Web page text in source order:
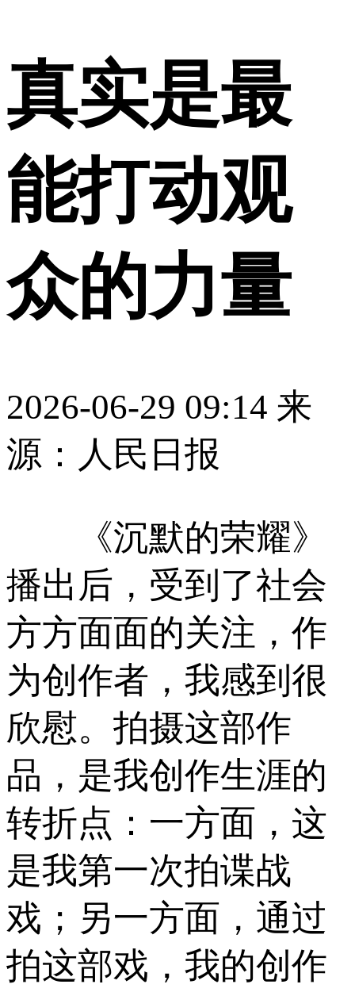
真实是最
能打动观
众的力量
2026-06-29 09:14 来
源：人民日报
《沉默的荣耀》
播出后，受到了社会
方方面面的关注，作
为创作者，我感到很
欣慰。拍摄这部作
品，是我创作生涯的
转折点：一方面，这
是我第一次拍谍战
戏；另一方面，通过
拍这部戏，我的创作